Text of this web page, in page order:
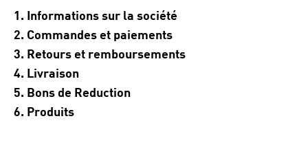
1. Informations sur la société
2. Commandes et paiements
3. Retours et remboursements
4. Livraison
5. Bons de Reduction
6. Produits